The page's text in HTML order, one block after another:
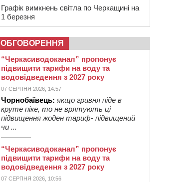
Графік вимкнень світла по Черкащині на
1 березня
ОБГОВОРЕННЯ
“Черкасиводоканал” пропонує
підвищити тарифи на воду та
водовідведення з 2027 року
07 СЕРПНЯ 2026, 14:57
Чорнобаївець: якщо гривня піде в
круте піке, то не врятують ці
підвищення жоден тариф- підвищений
чи ...
“Черкасиводоканал” пропонує
підвищити тарифи на воду та
водовідведення з 2027 року
07 СЕРПНЯ 2026, 10:56